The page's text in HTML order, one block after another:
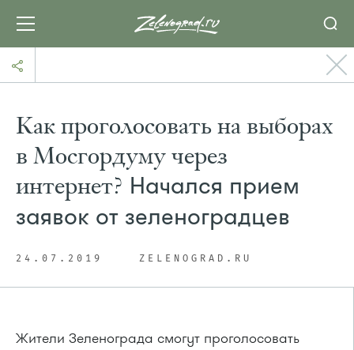
Как проголосовать на выборах
в Мосгордуму через
интернет? Начался прием
заявок от зеленоградцев
24.07.2019 ZELENOGRAD.RU
Жители Зеленограда смогут проголосовать